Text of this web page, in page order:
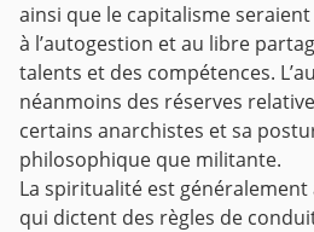
ainsi que le capitalisme
à l’autogestion et au libre
talents et des compétences.
néanmoins des réserves
certains anarchistes et sa
philosophique que militante.
La spiritualité est généralement
qui dictent des règles de